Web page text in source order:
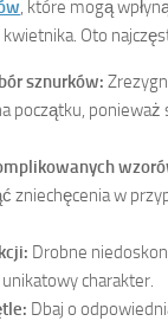
, które mogą
Oto
sznurków:
początku,
zniechęcenia w
Drobne
charakter.
Dbaj o